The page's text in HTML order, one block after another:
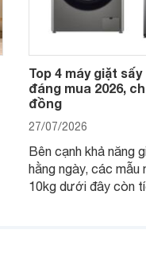
Top 4 máy giặt
đáng mua 2026,
đồng
27/07/2026
Bên cạnh khả năng
hằng ngày, các mẫu
10kg dưới đây còn